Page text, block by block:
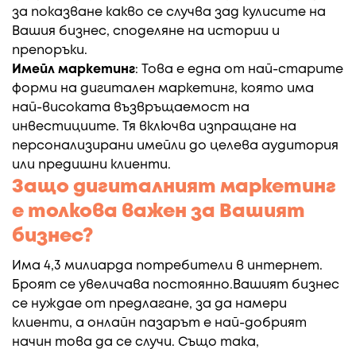
за показване какво се случва зад кулисите на
Вашия бизнес, споделяне на истории и
препоръки.
Имейл маркетинг: Това е една от най-старите
форми на дигитален маркетинг, която има
най-високата възвръщаемост на
инвестициите. Тя включва изпращане на
персонализирани имейли до целева аудитория
или предишни клиенти.
Защо дигиталният маркетинг
е толкова важен за Вашият
бизнес?
Има 4,3 милиарда потребители в интернет.
Броят се увеличава постоянно.Вашият бизнес
се нуждае от предлагане, за да намери
клиенти, а онлайн пазарът е най-добрият
начин това да се случи. Също така,